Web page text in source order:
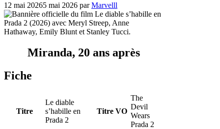
12 mai 20265 mai 2026 parMarvelll
Miranda, 20 ans après
Fiche
Titre
Le diable
s’habille en
Prada 2
Titre VO
The
Devil
Wears
Prada 2